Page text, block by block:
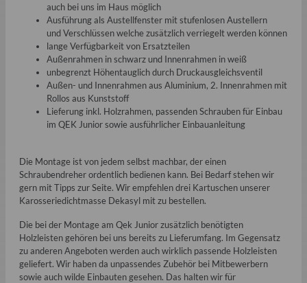
auch bei uns im Haus möglich
Ausführung als Austellfenster mit stufenlosen Austellern
und Verschlüssen welche zusätzlich verriegelt werden können
lange Verfügbarkeit von Ersatzteilen
Außenrahmen in schwarz und Innenrahmen in weiß
unbegrenzt Höhentauglich durch Druckausgleichsventil
Außen- und Innenrahmen aus Aluminium, 2. Innenrahmen mit
Rollos aus Kunststoff
Lieferung inkl. Holzrahmen, passenden Schrauben für Einbau
im QEK Junior sowie ausführlicher Einbauanleitung
Die Montage ist von jedem selbst machbar, der einen
Schraubendreher ordentlich bedienen kann. Bei Bedarf stehen wir
gern mit Tipps zur Seite. Wir empfehlen drei Kartuschen unserer
Karosseriedichtmasse Dekasyl mit zu bestellen.
Die bei der Montage am Qek Junior zusätzlich benötigten
Holzleisten gehören bei uns bereits zu Lieferumfang. Im Gegensatz
zu anderen Angeboten werden auch wirklich passende Holzleisten
geliefert. Wir haben da unpassendes Zubehör bei Mitbewerbern
sowie auch wilde Einbauten gesehen. Das halten wir für